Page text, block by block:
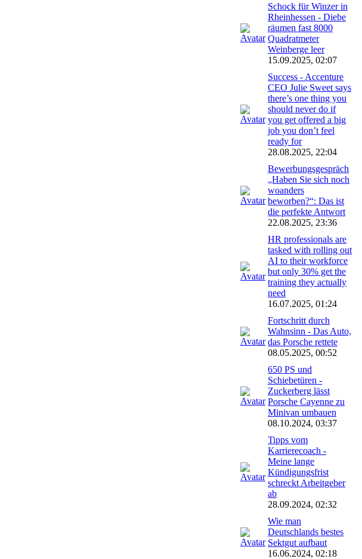
Schock für Winzer in
Rheinhessen - Diebe
räumen fast 8000
Quadratmeter
Weinberge leer
15.09.2025, 02:07
Success - Accenture
CEO Julie Sweet says
there’s one thing you
should never do if
you get offered a big
job you don’t feel
ready for
28.08.2025, 22:04
Bewerbungsgespräch
„Haben Sie sich noch
woanders
beworben?“: Das ist
die perfekte Antwort
22.08.2025, 23:36
HR professionals are
tasked with rolling out
AI to their workforce
but only 30% get the
training they actually
need
16.07.2025, 01:24
Fortschritt durch
Wahnsinn - Das Auto,
das Porsche rettete
08.05.2025, 00:52
650 PS und
Schiebetüren -
Zuckerberg lässt
Porsche Cayenne zu
Minivan umbauen
08.10.2024, 03:37
Tipps vom
Karrierecoach -
Meine lange
Kündigungsfrist
schreckt Arbeitgeber
ab
28.09.2024, 02:32
Wie man
Deutschlands bestes
Sektgut aufbaut
16.06.2024, 02:18